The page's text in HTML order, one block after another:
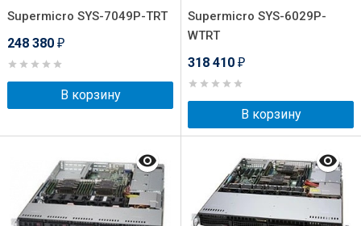
Supermicro SYS-7049P-TRT
248 380 ₽
В корзину
Supermicro SYS-6029P-
WTRT
318 410 ₽
В корзину